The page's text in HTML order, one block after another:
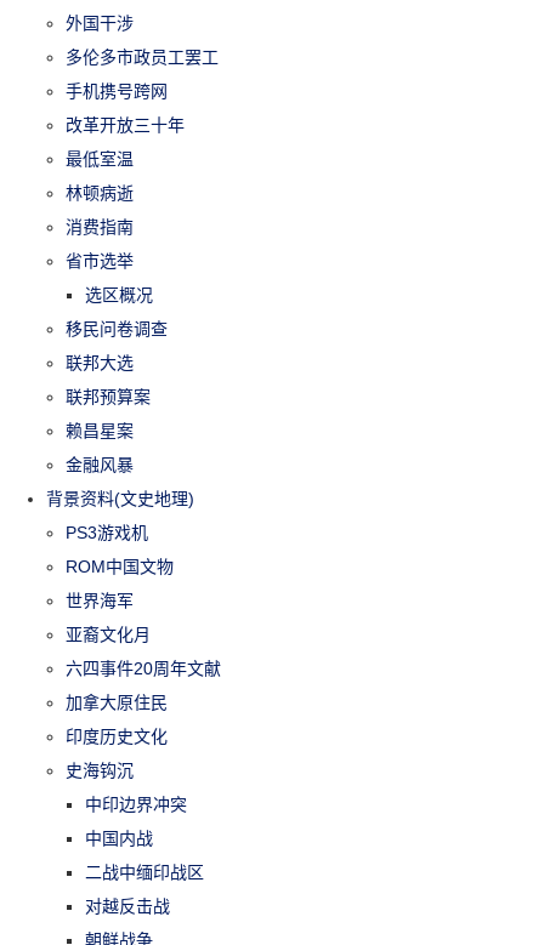
外国干涉
多伦多市政员工罢工
手机携号跨网
改革开放三十年
最低室温
林顿病逝
消费指南
省市选举
选区概况
移民问卷调查
联邦大选
联邦预算案
赖昌星案
金融风暴
背景资料(文史地理)
PS3游戏机
ROM中国文物
世界海军
亚裔文化月
六四事件20周年文献
加拿大原住民
印度历史文化
史海钩沉
中印边界冲突
中国内战
二战中缅印战区
对越反击战
朝鲜战争